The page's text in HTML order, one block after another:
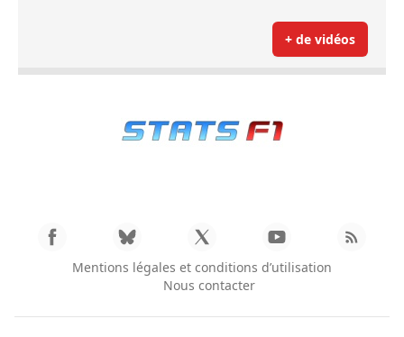
+ de vidéos
Mentions légales et conditions d’utilisation
Nous contacter